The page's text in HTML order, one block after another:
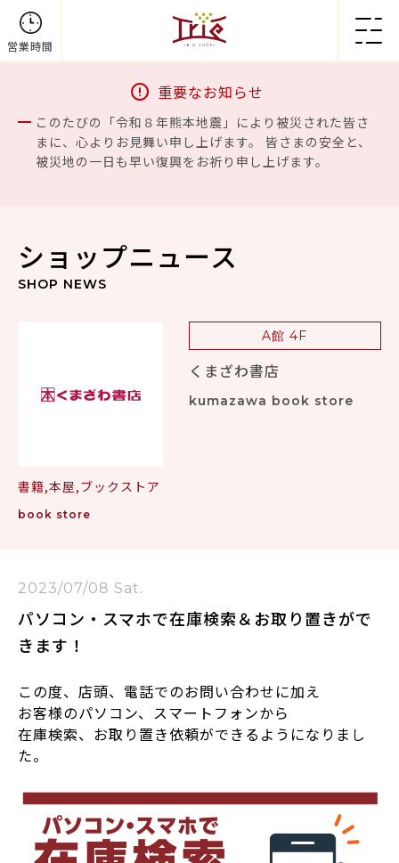
営業時間
重要なお知らせ
このたびの「令和８年熊本地震」により被災された皆さ
まに、心よりお見舞い申し上げます。 皆さまの安全と、
被災地の一日も早い復興をお祈り申し上げます。
ショップニュース
SHOP NEWS
A館 4F
くまざわ書店
kumazawa book store
書籍,本屋,ブックストア
book store
2023/07/08 Sat.
パソコン・スマホで在庫検索＆お取り置きがで
きます！
この度、店頭、電話でのお問い合わせに加え
お客様のパソコン、スマートフォンから
在庫検索、お取り置き依頼ができるようになりまし
た。